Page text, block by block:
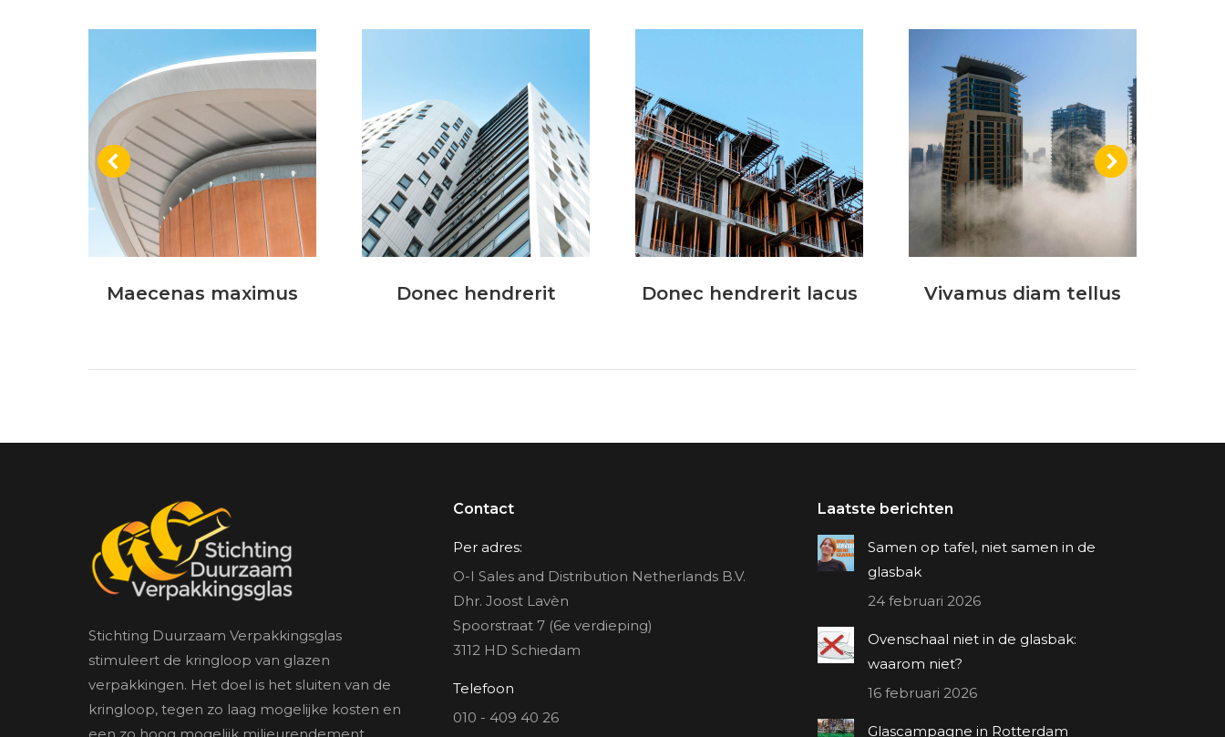
Maecenas maximus Donec hendrerit Donec hendrerit lacus Vivamus diam tellus
Stichting Duurzaam Verpakkingsglas
stimuleert de kringloop van glazen
verpakkingen. Het doel is het sluiten van de
kringloop, tegen zo laag mogelijke kosten en
Contact
Per adres:
O-I Sales and Distribution Netherlands B.V.
Dhr. Joost Lavèn
Spoorstraat 7 (6e verdieping)
3112 HD Schiedam
Telefoon
010 - 409 40 26
Laatste berichten
Samen op tafel, niet samen in de
glasbak
24 februari 2026
Ovenschaal niet in de glasbak:
waarom niet?
16 februari 2026
Glascampagne in Rotterdam